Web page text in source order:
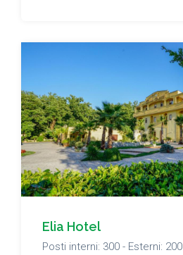
Elia Hotel
Posti interni: 300 - Esterni: 200